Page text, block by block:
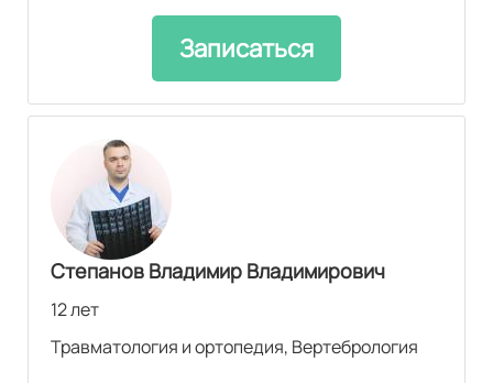
Записаться
Степанов Владимир Владимирович
12 лет
Травматология и ортопедия, Вертебрология